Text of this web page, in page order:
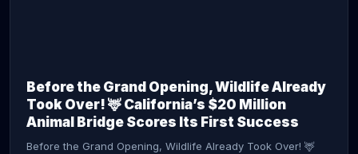
Before the Grand Opening, Wildlife Already
Took Over! 🦌 California’s $20 Million
Animal Bridge Scores Its First Success
Before the Grand Opening, Wildlife Already Took Over! 🦌